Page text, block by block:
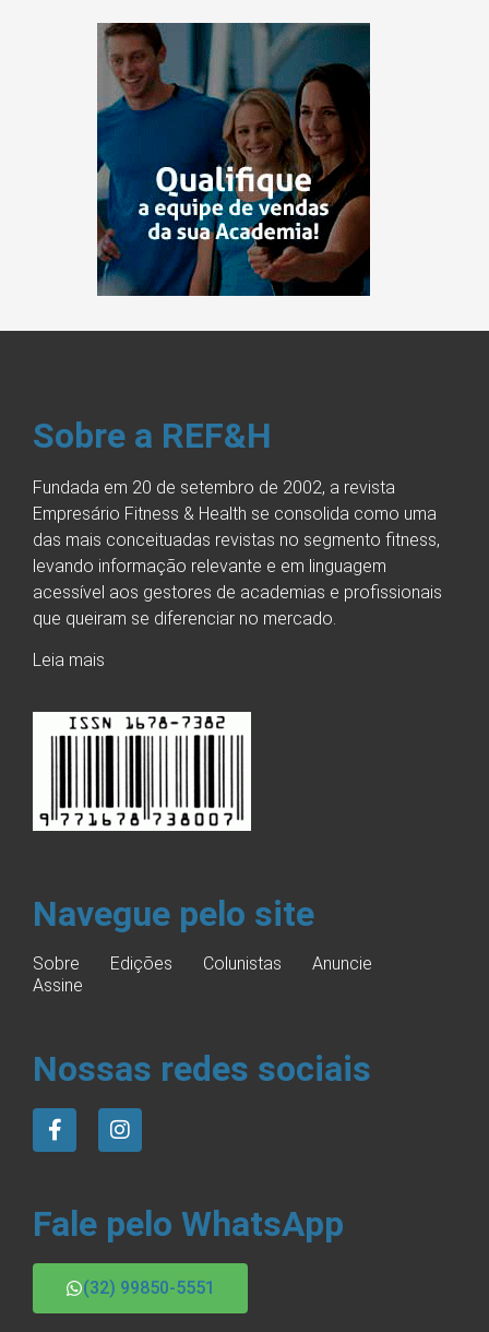
Sobre a REF&H
Fundada em 20 de setembro de 2002, a revista
Empresário Fitness & Health se consolida como uma
das mais conceituadas revistas no segmento fitness,
levando informação relevante e em linguagem
acessível aos gestores de academias e profissionais
que queiram se diferenciar no mercado.
Leia mais
Navegue pelo site
Sobre Edições Colunistas
Anuncie
Assine
Nossas redes sociais
Fale pelo WhatsApp
(32) 99850-5551